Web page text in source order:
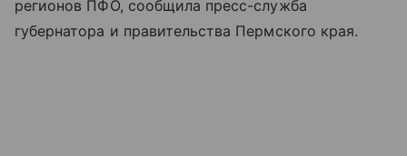
регионов ПФО, сообщила пресс-служба
губернатора и правительства Пермского края.